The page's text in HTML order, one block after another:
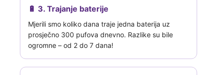
🔋 3. Trajanje baterije
Mjerili smo koliko dana traje jedna baterija uz
prosječno 300 pufova dnevno. Razlike su bile
ogromne – od 2 do 7 dana!